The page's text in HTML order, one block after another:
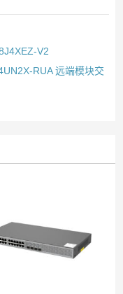
V2
RUA 远端模块交